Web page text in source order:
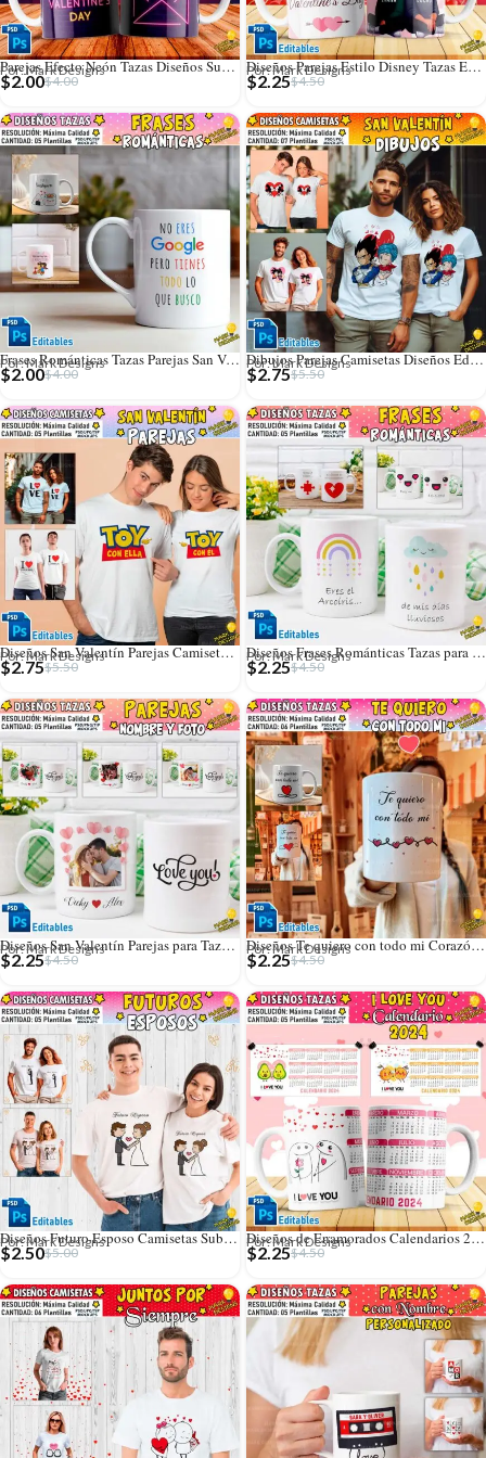
Parejas Efecto Neón Tazas Diseños Sublimación
Por: Mark Designs
$4.00
$2.00
Diseños Parejas Estilo Disney Tazas Editables
Por: Mark Designs
$4.50
$2.25
Frases Románticas Tazas Parejas San Valentín
Por: Mark Designs
$4.00
$2.00
Dibujos Parejas Camisetas Diseños Editables
Por: Mark Designs
$5.50
$2.75
Diseños San Valentín Parejas Camisetas Editables
Por: Mark Designs
$5.50
$2.75
Diseños Frases Románticas Tazas para San Valentín
Por: Mark Designs
$4.50
$2.25
Diseños San Valentín Parejas para Tazas con Foto
Por: Mark Designs
$4.50
$2.25
Diseños Te quiero con todo mi Corazón para Tazas
Por: Mark Designs
$4.50
$2.25
Diseños Futuro Esposo Camisetas Sublimables Editables
Por: Mark Designs
$5.00
$2.50
Diseños de Enamorados Calendarios 2024 para Tazas
Por: Mark Designs
$4.50
$2.25